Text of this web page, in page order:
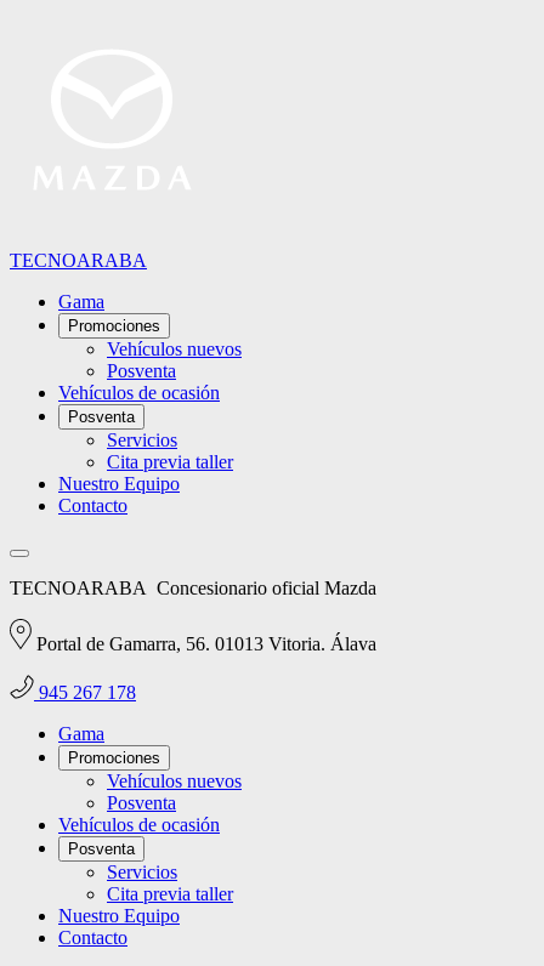
TECNOARABA
Gama
Promociones
Vehículos nuevos
Posventa
Vehículos de ocasión
Posventa
Servicios
Cita previa taller
Nuestro Equipo
Contacto
TECNOARABA Concesionario oficial Mazda
Portal de Gamarra, 56. 01013 Vitoria. Álava
945 267 178
Gama
Promociones
Vehículos nuevos
Posventa
Vehículos de ocasión
Posventa
Servicios
Cita previa taller
Nuestro Equipo
Contacto